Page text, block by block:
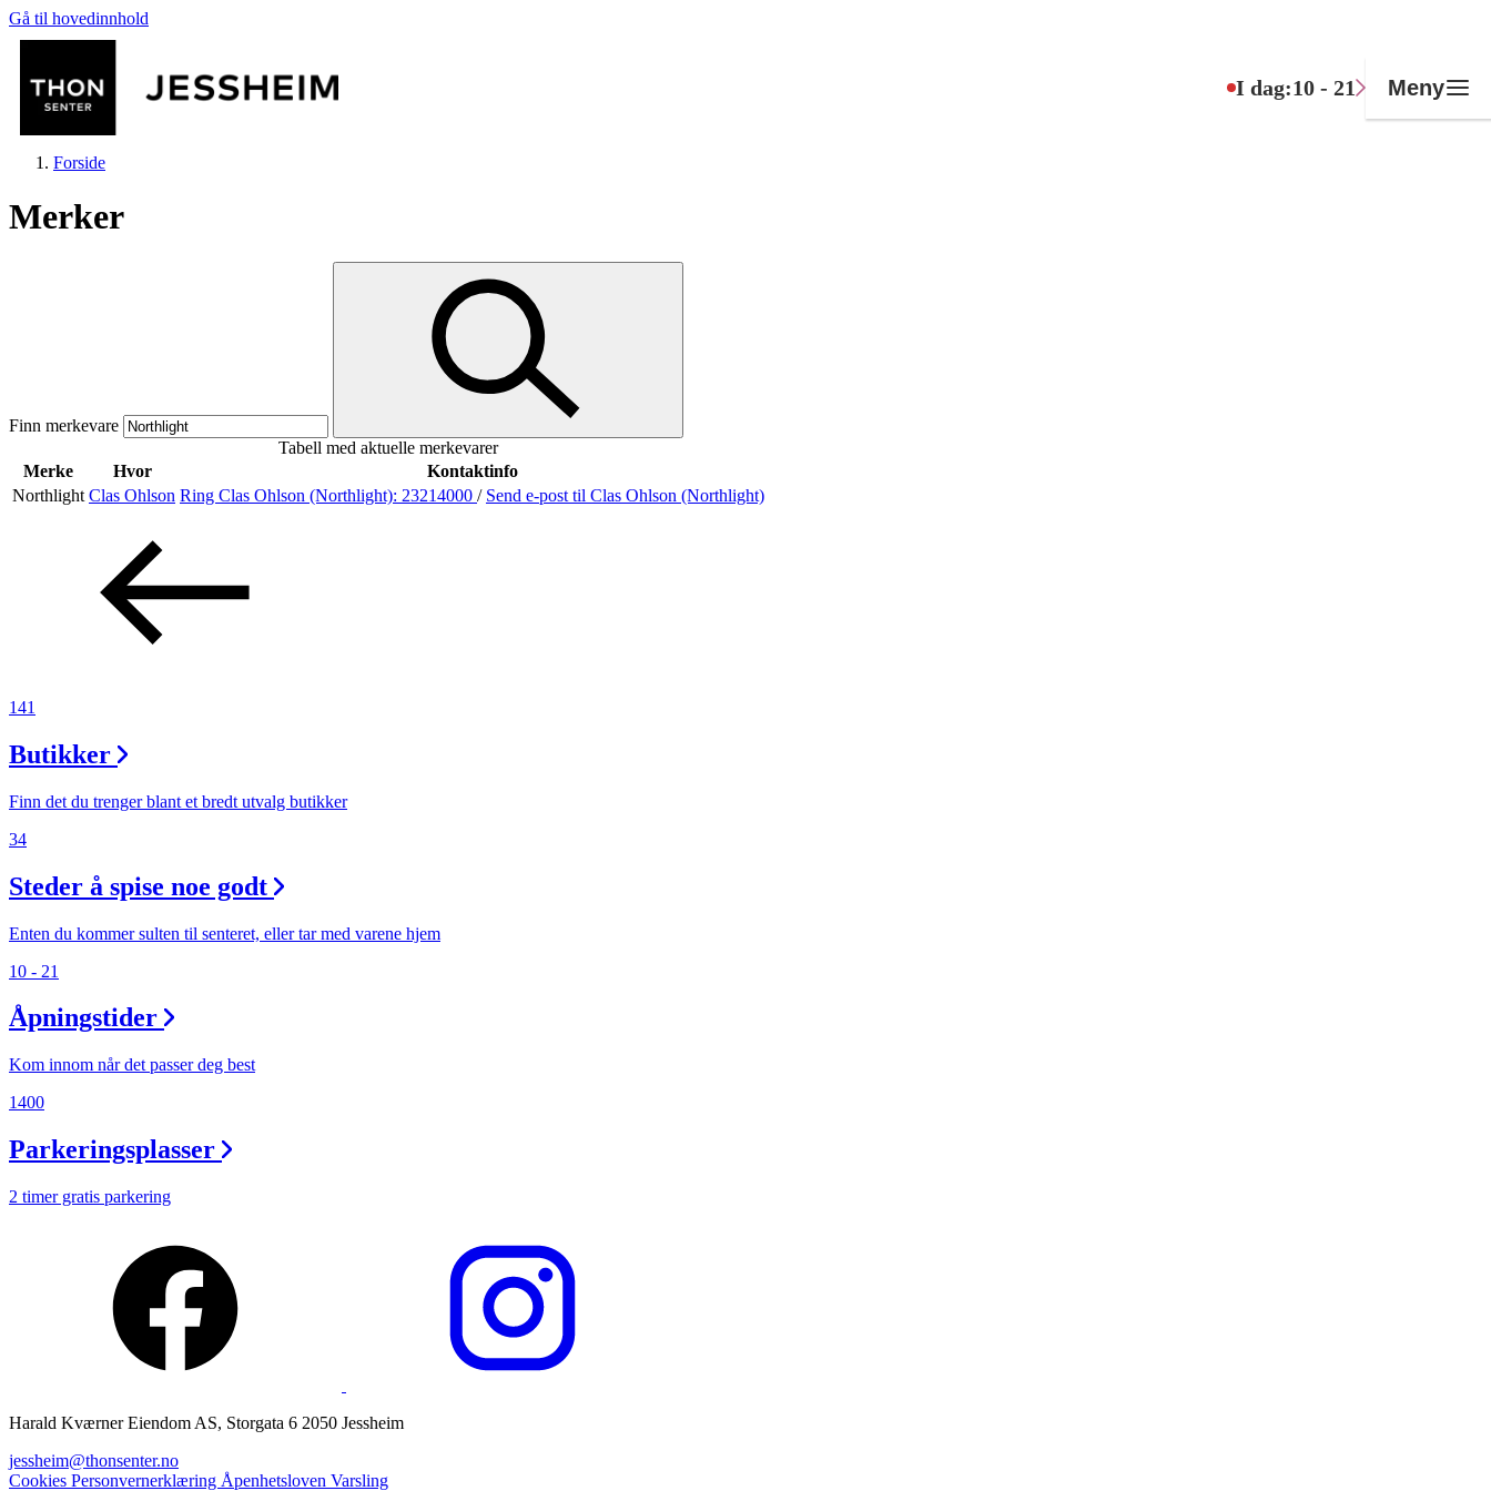
Gå til hovedinnhold
I dag:10 - 21 Meny
Mat og drikke
Helse
Aktiviteter
Tilbud
Søk
Åpningstider
Praktisk informasjon
Magasin
Gavekort
Forside
Merker
Finn merkevare
Tabell med aktuelle merkevarer
Merke
Hvor
Kontaktinfo
Northlight Clas Ohlson Ring Clas Ohlson (Northlight): 23214000 / Send e-post til Clas Ohlson (Northlight)
141
Butikker
Finn det du trenger blant et bredt utvalg butikker
34
Steder å spise noe godt
Enten du kommer sulten til senteret, eller tar med varene hjem
10 - 21
Åpningstider
Kom innom når det passer deg best
1400
Parkeringsplasser
2 timer gratis parkering
Harald Kværner Eiendom AS, Storgata 6 2050 Jessheim
jessheim@thonsenter.no
Cookies Personvernerklæring Åpenhetsloven Varsling